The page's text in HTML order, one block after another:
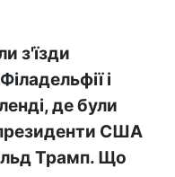
з'їзди
і
де були
США
Трамп. Що